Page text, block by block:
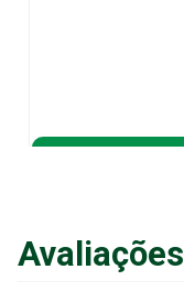
Avaliações